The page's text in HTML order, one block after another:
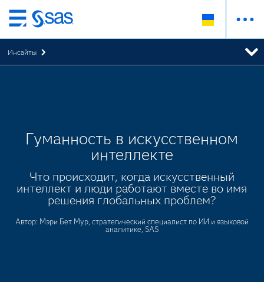
Skip
to
main
content
Инсайты
Гуманность в искусственном
интеллекте
Что происходит, когда искусственный
интеллект и люди работают вместе во имя
решения глобальных проблем?
Автор: Мэри Бет Мур, стратегический специалист по ИИ и языковой
аналитике, SAS